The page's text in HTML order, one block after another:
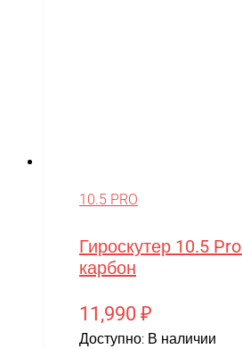
10.5 PRO
Гироскутер 10.5
карбон
11,990 ₽
Доступно: В наличии